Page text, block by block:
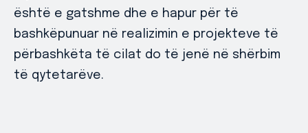
është e gatshme dhe e hapur për të
bashkëpunuar në realizimin e projekteve të
përbashkëta të cilat do të jenë në shërbim
të qytetarëve.